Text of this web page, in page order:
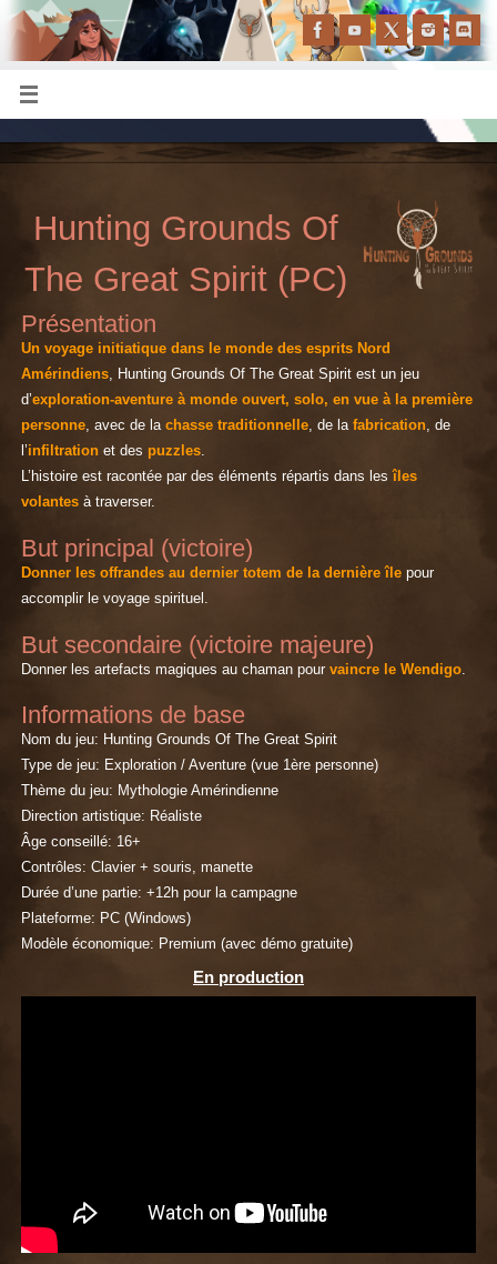
Hunting Grounds Of
The Great Spirit (PC)
Présentation
Un voyage initiatique dans le monde des esprits Nord
Amérindiens, Hunting Grounds Of The Great Spirit est un jeu
d’exploration-aventure à monde ouvert, solo, en vue à la première
personne, avec de la chasse traditionnelle, de la fabrication, de
l’infiltrationet des puzzles.
L’histoire est racontée par des éléments répartis dans lesîles
volantesà traverser.
But principal (victoire)
Donner les offrandes au dernier totem de la dernière îlepour
accomplir le voyage spirituel.
But secondaire (victoire majeure)
Donner les artefacts magiques au chaman pour vaincre le Wendigo.
Informations de base
Nom du jeu: Hunting Grounds Of The Great Spirit
Type de jeu: Exploration / Aventure (vue 1ère personne)
Thème du jeu: Mythologie Amérindienne
Direction artistique: Réaliste
Âge conseillé: 16+
Contrôles: Clavier + souris, manette
Durée d’une partie: +12h pour la campagne
Plateforme: PC (Windows)
Modèle économique: Premium (avec démo gratuite)
En production